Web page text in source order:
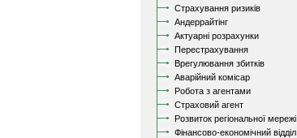
Страхування ризиків
Андеррайтінг
Актуарні розрахунки
Перестрахування
Врегулювання збитків
Аварійний комісар
Робота з агентами
Страховий агент
Розвиток регіональної мережі
Фінансово-економічний відділ